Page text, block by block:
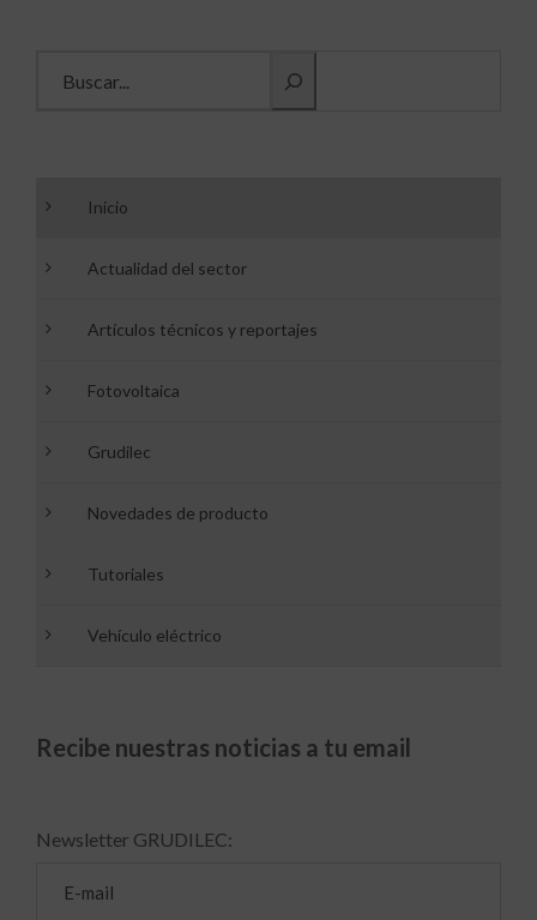
Inicio
Actualidad del sector
Artículos técnicos y reportajes
Fotovoltaica
Grudilec
Novedades de producto
Tutoriales
Vehículo eléctrico
Recibe nuestras noticias a tu email
Newsletter GRUDILEC: